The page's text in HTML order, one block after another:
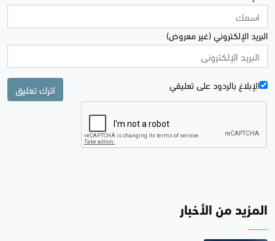
البريد الإلكتروني (غير معروض)
الإبلاغ بالردود علی تعليقي اترك تعليق
المزيد من الأخبار